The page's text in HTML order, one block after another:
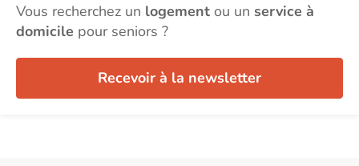
Vous recherchez un logement ou un service à
domicile pour seniors ?
Recevoir à la newsletter